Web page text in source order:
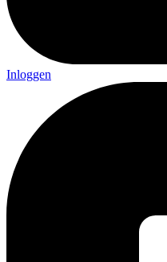
Inloggen